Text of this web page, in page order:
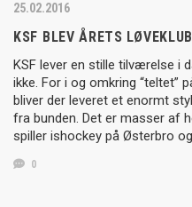
25.02.2016
KSF BLEV ÅRETS LØVEKLUB
KSF lever en stille tilværelse i
ikke. For i og omkring “teltet”
bliver der leveret et enormt
fra bunden. Det er masser af
spiller ishockey på Østerbro
0